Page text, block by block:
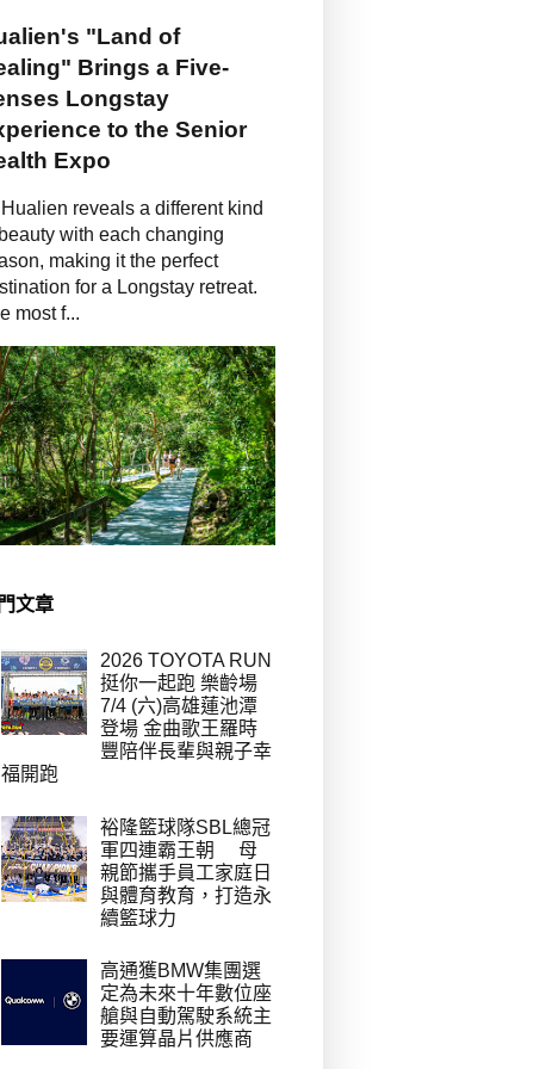
"Land of
Brings a Five-
Longstay
to the Senior
Expo
reveals a different kind
with each changing
making it the perfect
for a Longstay retreat.
most f...
文章
2026 TOYOTA RUN
挺你一起跑 樂齡場
7/4 (六)高雄蓮池潭
登場 金曲歌王羅時
豐陪伴長輩與親子幸
福開跑
裕隆籃球隊SBL總冠
軍四連霸王朝 母
親節攜手員工家庭日
與體育教育，打造永
續籃球力
高通獲BMW集團選
定為未來十年數位座
艙與自動駕駛系統主
要運算晶片供應商